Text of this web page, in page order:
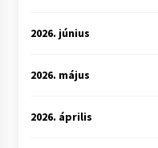
2026. június
2026. május
2026. április